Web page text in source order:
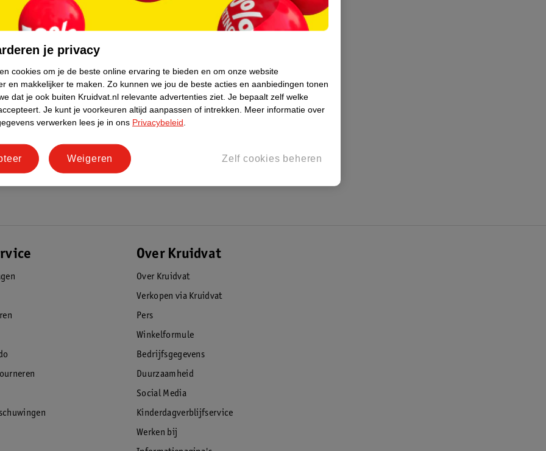
medische expertise. Het merk legt de
in de producten. In de loop van de jaren
Bij de Zamst A2-DX Enkelbrace is
Over Kruidvat
Over Kruidvat
Verkopen via Kruidvat
Pers
Winkelformule
Bedrijfsgegevens
Duurzaamheid
Social Media
Kinderdagverblijfservice
Werken bij
je privacy
cookies om je de beste online ervaring te bieden en om onze website
en makkelijker te maken. Zo kunnen we jou de beste acties en aanbiedingen tonen
dat je ook buiten Kruidvat.nl relevante advertenties ziet. Je bepaalt zelf welke
Je kunt je voorkeuren altijd aanpassen of intrekken.
Meer informatie over
verwerken lees je in ons Privacybeleid
Zelf cookies beheren
Weigeren